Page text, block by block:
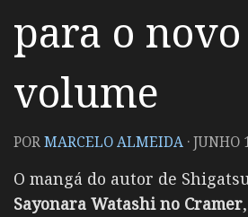
para o novo
volume
PORMARCELO ALMEIDA ·JUNHO
O mangá do autor de
Sayonara Watashi no Cramer